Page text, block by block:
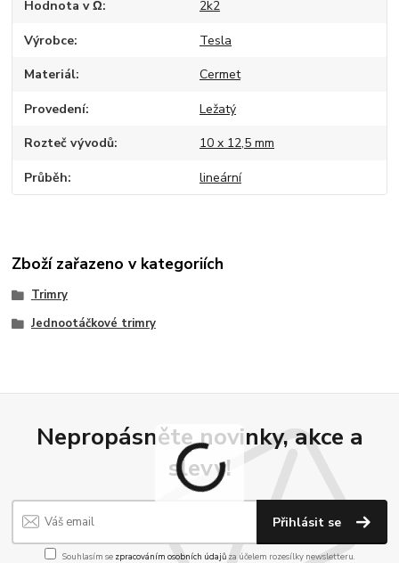
Hodnota v Ω 2k2
Výrobce Tesla
Materiál Cermet
Provedení Ležatý
Rozteč vývodů 10 x 12,5 mm
Průběh lineární
Zboží zařazeno v kategoriích
Trimry
Jednootáčkové trimry
Nepropásněte novinky, akce a
slevy!
Přihlásit se
Souhlasím se zpracováním osobních údajůza účelem rozesílky newsletteru.